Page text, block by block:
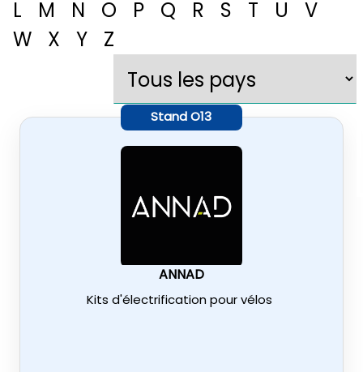
L
M N O P Q R S T U
V
W
X Y Z
StandO13
ANNAD
Kits d'électrification pour vélos